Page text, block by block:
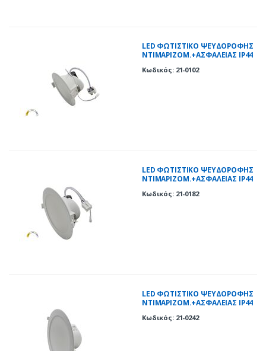
LED ΦΩΤΙΣΤΙΚΟ ΨΕΥΔΟΡΟΦΗΣ
ΝΤΙΜΑΡΙΖΟΜ.+ΑΣΦΑΛΕΙΑΣ IP44
Κωδικός: 21-0102
LED ΦΩΤΙΣΤΙΚΟ ΨΕΥΔΟΡΟΦΗΣ
ΝΤΙΜΑΡΙΖΟΜ.+ΑΣΦΑΛΕΙΑΣ IP44
Κωδικός: 21-0182
LED ΦΩΤΙΣΤΙΚΟ ΨΕΥΔΟΡΟΦΗΣ
ΝΤΙΜΑΡΙΖΟΜ.+ΑΣΦΑΛΕΙΑΣ IP44
Κωδικός: 21-0242